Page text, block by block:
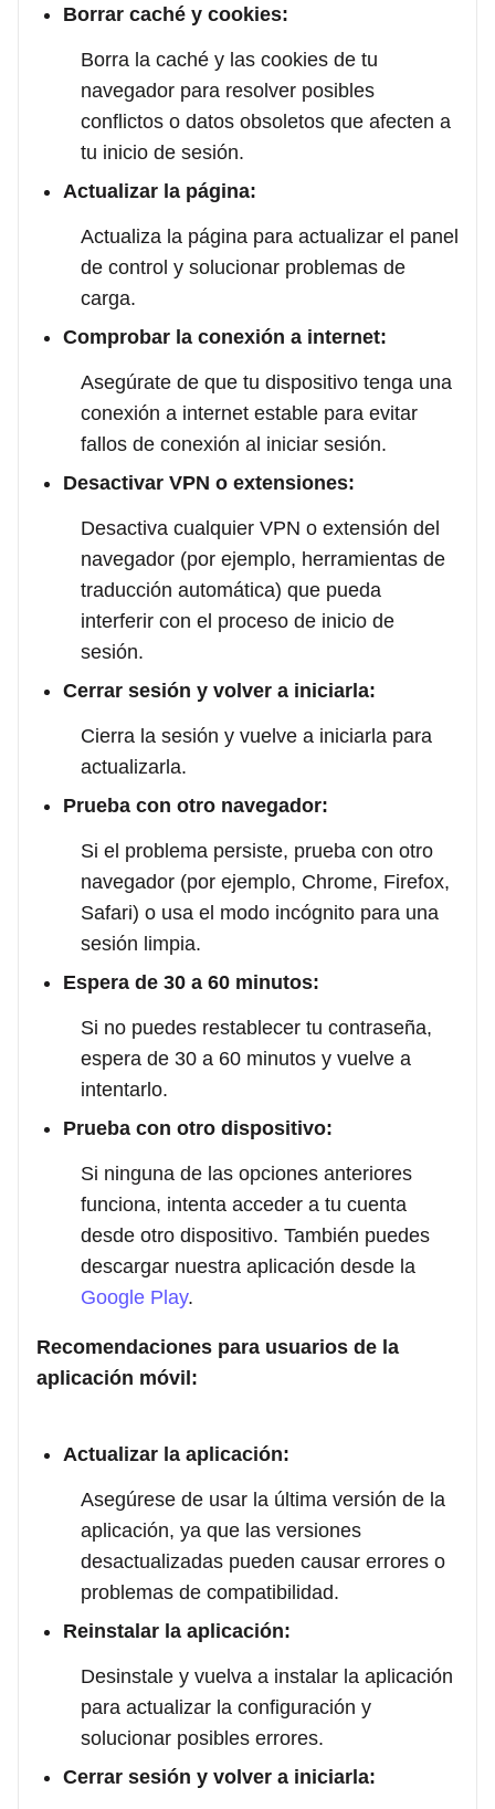
Borrar caché y cookies:
Borra la caché y las cookies de tu
navegador para resolver posibles
conflictos o datos obsoletos que afecten a
tu inicio de sesión.
Actualizar la página:
Actualiza la página para actualizar el panel
de control y solucionar problemas de
carga.
Comprobar la conexión a internet:
Asegúrate de que tu dispositivo tenga una
conexión a internet estable para evitar
fallos de conexión al iniciar sesión.
Desactivar VPN o extensiones:
Desactiva cualquier VPN o extensión del
navegador (por ejemplo, herramientas de
traducción automática) que pueda
interferir con el proceso de inicio de
sesión.
Cerrar sesión y volver a iniciarla:
Cierra la sesión y vuelve a iniciarla para
actualizarla.
Prueba con otro navegador:
Si el problema persiste, prueba con otro
navegador (por ejemplo, Chrome, Firefox,
Safari) o usa el modo incógnito para una
sesión limpia.
Espera de 30 a 60 minutos:
Si no puedes restablecer tu contraseña,
espera de 30 a 60 minutos y vuelve a
intentarlo.
Prueba con otro dispositivo:
Si ninguna de las opciones anteriores
funciona, intenta acceder a tu cuenta
desde otro dispositivo. También puedes
descargar nuestra aplicación desde la
Google Play.
Recomendaciones para usuarios de la
aplicación móvil:
Actualizar la aplicación:
Asegúrese de usar la última versión de la
aplicación, ya que las versiones
desactualizadas pueden causar errores o
problemas de compatibilidad.
Reinstalar la aplicación:
Desinstale y vuelva a instalar la aplicación
para actualizar la configuración y
solucionar posibles errores.
Cerrar sesión y volver a iniciarla: